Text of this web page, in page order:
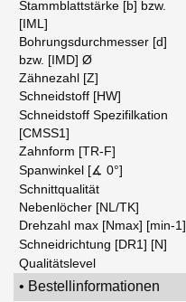
Stammblattstärke [b] bzw.
[IML]
Bohrungsdurchmesser [d]
bzw. [IMD] Ø
Zähnezahl [Z]
Schneidstoff [HW]
Schneidstoff Spezifilkation
[CMSS1]
Zahnform [TR-F]
Spanwinkel [∡ 0°]
Schnittqualität
Nebenlöcher [NL/TK]
Drehzahl max [Nmax] [min-1]
Schneidrichtung [DR1] [N]
Qualitätslevel
• Bestellinformationen